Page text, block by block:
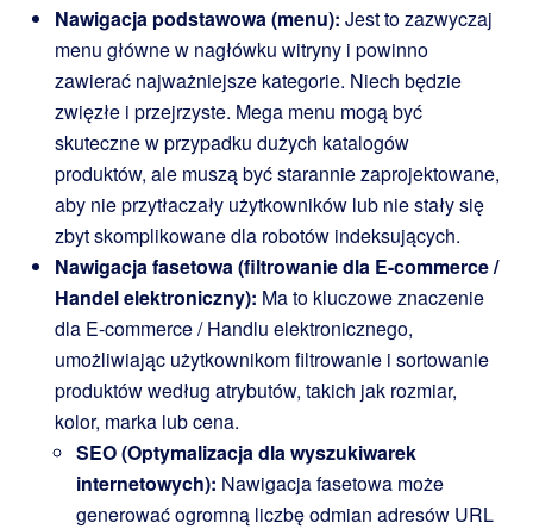
Nawigacja podstawowa (menu): Jest to zazwyczaj
menu główne w nagłówku witryny i powinno
zawierać najważniejsze kategorie. Niech będzie
zwięzłe i przejrzyste. Mega menu mogą być
skuteczne w przypadku dużych katalogów
produktów, ale muszą być starannie zaprojektowane,
aby nie przytłaczały użytkowników lub nie stały się
zbyt skomplikowane dla robotów indeksujących.
Nawigacja fasetowa (filtrowanie dla E-commerce /
Handel elektroniczny): Ma to kluczowe znaczenie
dla E-commerce / Handlu elektronicznego,
umożliwiając użytkownikom filtrowanie i sortowanie
produktów według atrybutów, takich jak rozmiar,
kolor, marka lub cena.
SEO (Optymalizacja dla wyszukiwarek
internetowych): Nawigacja fasetowa może
generować ogromną liczbę odmian adresów URL